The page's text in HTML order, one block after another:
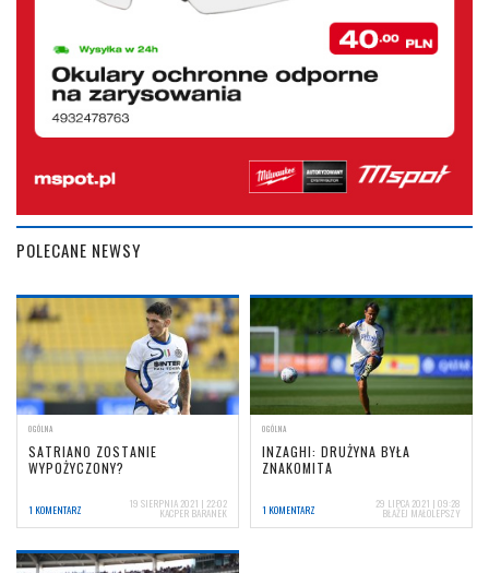
POLECANE NEWSY
OGÓLNA
SATRIANO ZOSTANIE
WYPOŻYCZONY?
1 KOMENTARZ 19 SIERPNIA 2021 | 22:02
KACPER BARANEK
OGÓLNA
INZAGHI: DRUŻYNA BYŁA
ZNAKOMITA
1 KOMENTARZ 29 LIPCA 2021 | 09:28
BŁAŻEJ MAŁOLEPSZY